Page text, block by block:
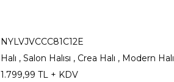
NYLVJVCCC81C12E
Halı , Salon Halısı , Crea Halı , Modern Halı
1.799,99 TL + KDV